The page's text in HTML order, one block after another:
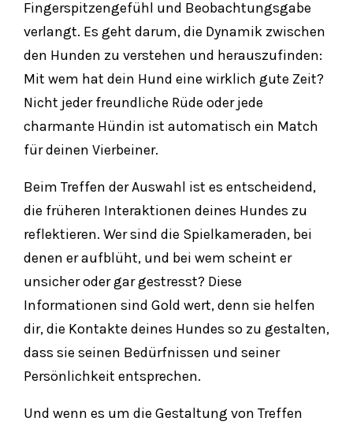
Fingerspitzengefühl und Beobachtungsgabe
verlangt. Es geht darum, die Dynamik zwischen
den Hunden zu verstehen und herauszufinden:
Mit wem hat dein Hund eine wirklich gute Zeit?
Nicht jeder freundliche Rüde oder jede
charmante Hündin ist automatisch ein Match
für deinen Vierbeiner.
Beim Treffen der Auswahl ist es entscheidend,
die früheren Interaktionen deines Hundes zu
reflektieren. Wer sind die Spielkameraden, bei
denen er aufblüht, und bei wem scheint er
unsicher oder gar gestresst? Diese
Informationen sind Gold wert, denn sie helfen
dir, die Kontakte deines Hundes so zu gestalten,
dass sie seinen Bedürfnissen und seiner
Persönlichkeit entsprechen.
Und wenn es um die Gestaltung von Treffen